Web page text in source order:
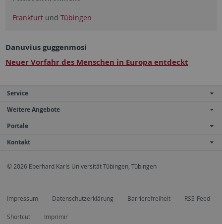
Frankfurt und Tübingen
Danuvius guggenmosi
Neuer Vorfahr des Menschen in Europa entdeckt
Service
Weitere Angebote
Portale
Kontakt
© 2026 Eberhard Karls Universität Tübingen, Tübingen
Impressum Datenschutzerklärung Barrierefreiheit RSS-Feed
Shortcut Imprimir